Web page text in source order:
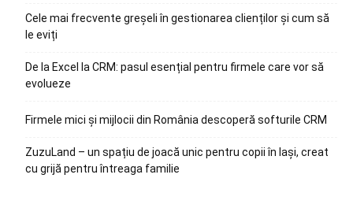
Cele mai frecvente greșeli în gestionarea clienților și cum să
le eviți
De la Excel la CRM: pasul esențial pentru firmele care vor să
evolueze
Firmele mici și mijlocii din România descoperă softurile CRM
ZuzuLand – un spațiu de joacă unic pentru copii în Iași, creat
cu grijă pentru întreaga familie